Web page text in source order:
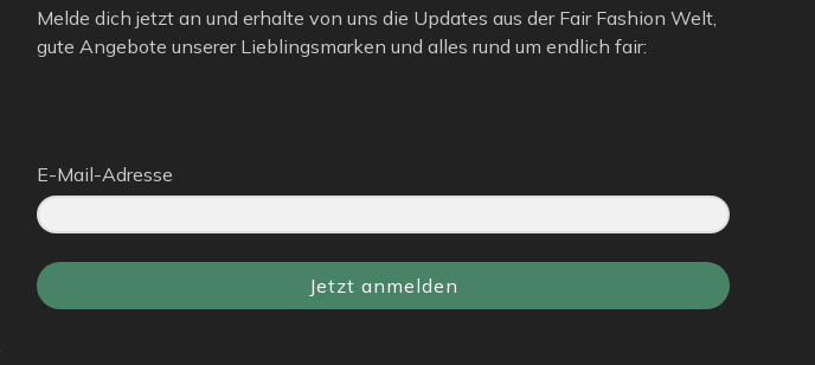
Melde dich jetzt an und erhalte von uns die Updates aus der Fair Fashion Welt,
gute Angebote unserer Lieblingsmarken und alles rund um endlich fair:
E-Mail-Adresse
Jetzt anmelden